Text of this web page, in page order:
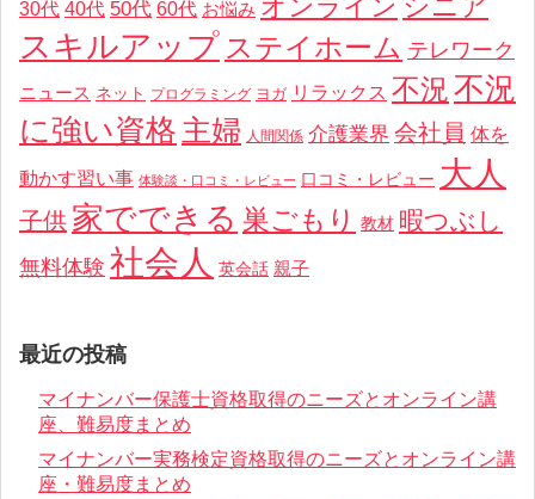
30代 40代 50代 60代 お悩み オンライン シニア
スキルアップ ステイホーム テレワーク
ニュース ネット プログラミング ヨガ リラックス 不況不況
に強い資格 主婦 人間関係 介護業界 会社員 体を
動かす習い事 体験談・口コミ・レビュー 口コミ・レビュー 大人
子供 家でできる 巣ごもり 教材 暇つぶし
無料体験 社会人 英会話 親子
最近の投稿
マイナンバー保護士資格取得のニーズとオンライン講
座、難易度まとめ
マイナンバー実務検定資格取得のニーズとオンライン講
座・難易度まとめ